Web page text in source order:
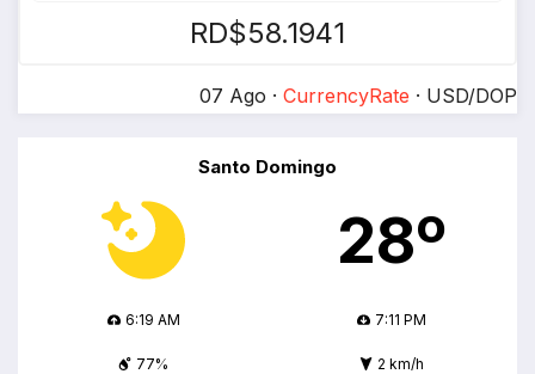
RD$58.1941
07 Ago · CurrencyRate · USD/DOP
Santo Domingo
28º
6:19 AM 7:11 PM
77% 2 km/h